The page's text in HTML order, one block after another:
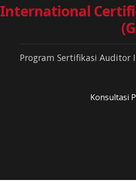
International
Program Sertifikasi Auditor
Konsultasi